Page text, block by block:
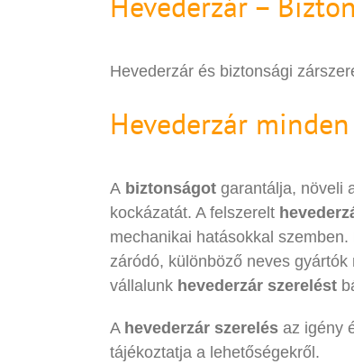
Hevederzár és biztonsági
Hevederzár
A biztonságot garantálja, növeli
kockázatát. A felszerelt
mechanikai hatásokkal szemben.
záródó, különböző neves gyártók
vállalunk hevederzár szerelést
A hevederzár szerelés az igény
tájékoztatja a lehetőségekről.